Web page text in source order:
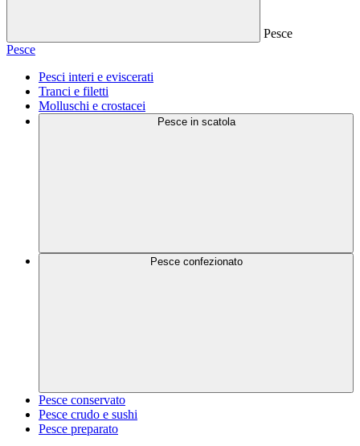
Pesce
Pesce
Pesci interi e eviscerati
Tranci e filetti
Molluschi e crostacei
Pesce in scatola
Pesce confezionato
Pesce conservato
Pesce crudo e sushi
Pesce preparato